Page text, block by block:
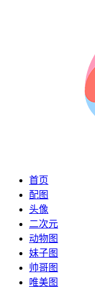
首页
配图
头像
二次元
动物图
妹子图
帅哥图
唯美图